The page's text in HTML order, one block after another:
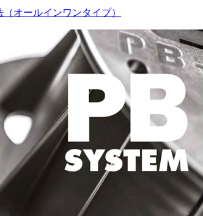
オールインワンタイプ）